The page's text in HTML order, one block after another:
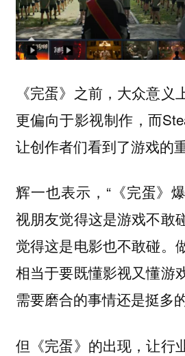
《完蛋》之前，大众意义
更偏向于影视制作，而
让创作者们看到了游戏的
辉一也表示，“《完蛋》
视朋友觉得这是游戏不敢
觉得这是电影也不敢碰。
相当于要既懂影视又懂游
需要磨合的事情还是挺多
但《完蛋》的出现，让行